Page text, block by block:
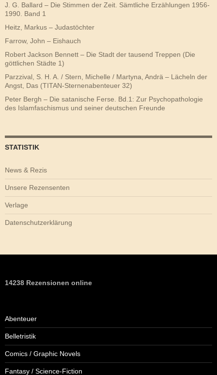
J. G. Ballard – Die Stimmen der Zeit. Sämtliche Erzählungen 1956-
1990. Band 1
Heitz, Markus – Judastöchter
Farrow, John – Eishauch
Robert Jackson Bennett – Die Stadt der tausend Treppen (Die
göttlichen Städte 1)
Parzzival, S. H. A. / Stern, Michelle / Martyna, Andrä – Lächeln der
Angst, Das (TITAN-Sternenabenteuer 32)
Peter Bergh – Die satanische Ferse. Bd.1: Zur Psychopathologie
des Islamfaschismus und seiner deutschen Freunde
STATISTIK
News & Rezis
Unsere Rezensenten
Verlage
Datenschutzerklärung
14238 Rezensionen online
Abenteuer
Belletristik
Comics / Graphic Novels
Fantasy / Science-Fiction